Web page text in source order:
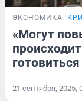
ЭКОНОМИКА
«Могут
21 сентября, 2025,